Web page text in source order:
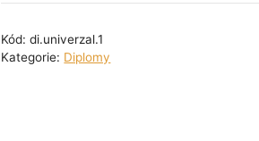
Kód:di.univerzal.1
Kategorie: Diplomy